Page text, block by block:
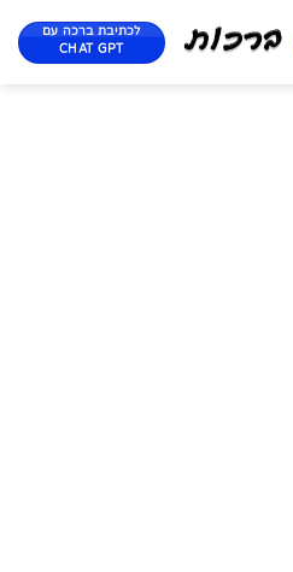
לכתיבת ברכה עם
CHAT GPT